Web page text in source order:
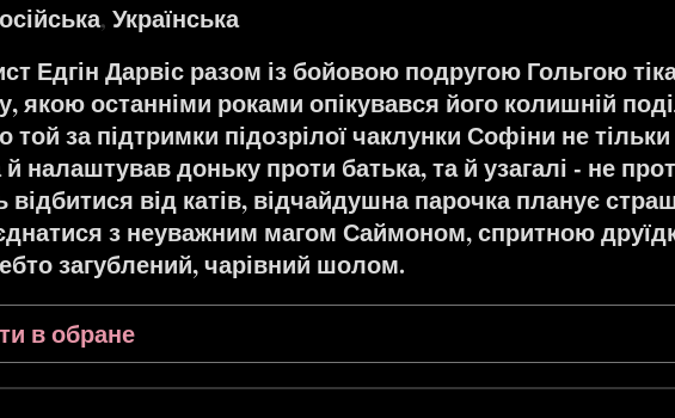
, Українська
Едгін Дарвіс разом із бойовою подругою Гольгою
якою останніми роками опікувався його колишній
за підтримки підозрілої чаклунки Софіни не тільки
налаштував доньку проти батька, та й узагалі - не
від катів, відчайдушна парочка планує
з неуважним магом Саймоном, спритною
загублений, чарівний шолом.
в обране